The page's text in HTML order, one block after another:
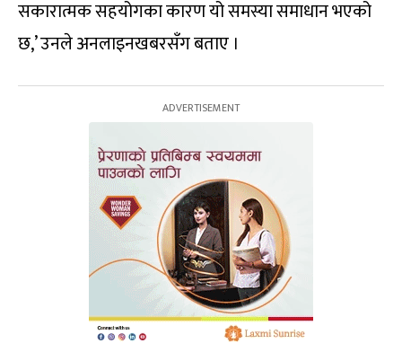
सकारात्मक सहयोगका कारण यो समस्या समाधान भएको
छ,’ उनले अनलाइनखबरसँग बताए ।